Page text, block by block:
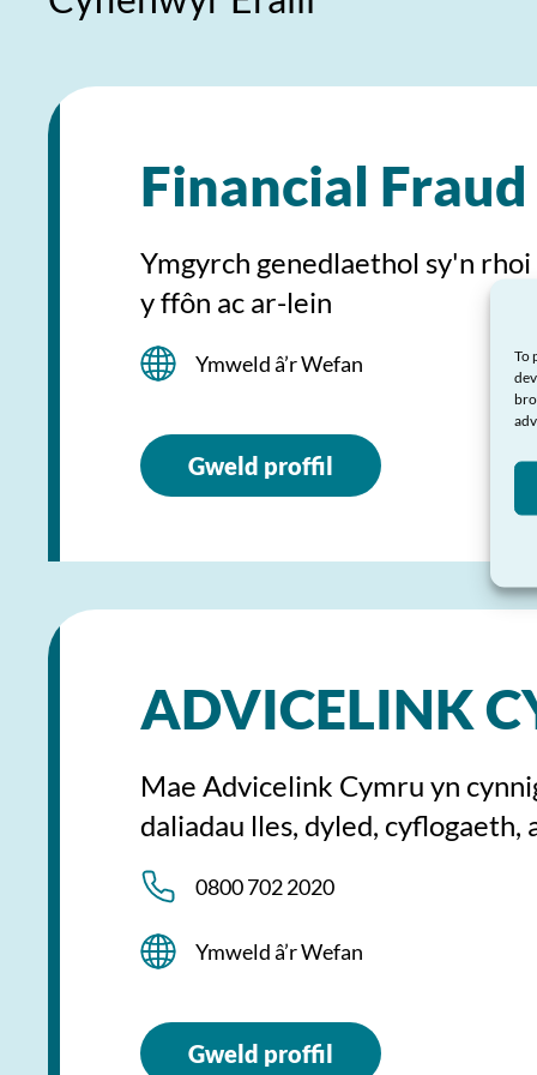
To
Financial
Ymgyrch genedlaethol sy'n
y ffôn ac ar-lein
Ymweld â’r Wefan
Gweld proffil
ADVICELINK
Mae Advicelink Cymru yn
daliadau lles, dyled, cyflogaeth,
0800 702 2020
Ymweld â’r Wefan
Gweld proffil